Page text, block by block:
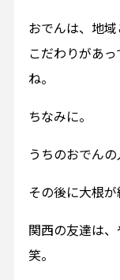
おでんは、地
こだわりがあ
ね。
ちなみに。
うちのおでん
その後に大根が
関西の友達は、
笑。